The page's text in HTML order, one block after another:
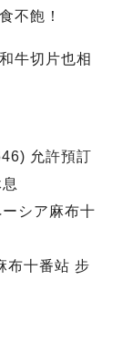
不飽！
牛切片也相
允許預訂
シア麻布十
布十番站 步